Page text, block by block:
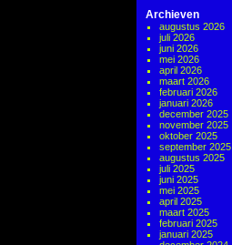
Archieven
augustus 2026
juli 2026
juni 2026
mei 2026
april 2026
maart 2026
februari 2026
januari 2026
december 2025
november 2025
oktober 2025
september 2025
augustus 2025
juli 2025
juni 2025
mei 2025
april 2025
maart 2025
februari 2025
januari 2025